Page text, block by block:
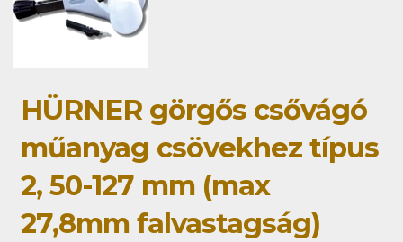
HÜRNER görgős csővágó
műanyag csövekhez típus
2, 50-127 mm (max
27,8mm falvastagság)